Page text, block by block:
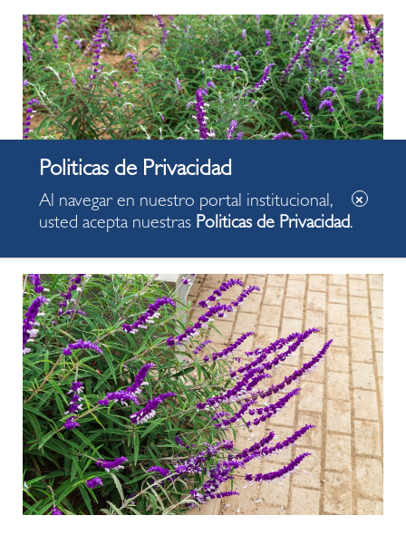
Al navegar en nuestro portal institucional,
usted acepta nuestras Politicas de Privacidad.